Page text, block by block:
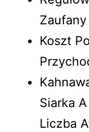
Zaufany
Koszt
Siarka
Liczba